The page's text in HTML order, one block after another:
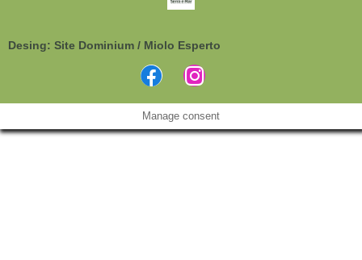
Desing: Site Dominium / Miolo Esperto
Manage consent